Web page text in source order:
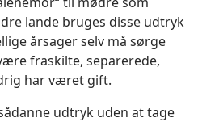
lande bruges disse udtryk
årsager selv må sørge
fraskilte, separerede,
har været gift.
udtryk uden at tage